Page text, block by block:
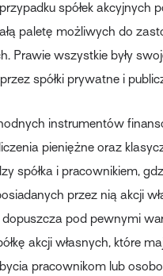
spółek akcyjnych
paletę możliwych do
Prawie wszystkie były
spółki prywatne i
instrumentów
pieniężne oraz
spółka i pracownikiem,
przez nią akcji
dopuszcza pod pewnymi
akcji własnych, które
pracownikom lub